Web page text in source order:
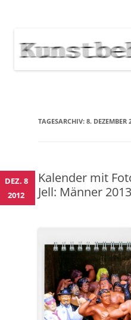
TAGESARCHIV: 8. DEZEMBER
Kalender mit
Jell: Männer 2013
DEZ. 8
2012